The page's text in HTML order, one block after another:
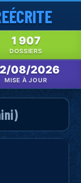
ÉCRITE
1 907
DOSSIERS
08/2026
MISE À JOUR